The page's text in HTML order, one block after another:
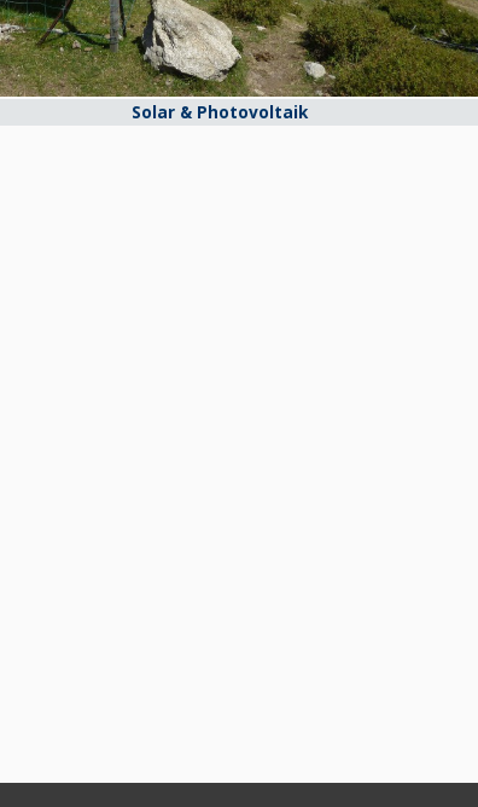
Solar & Photovoltaik